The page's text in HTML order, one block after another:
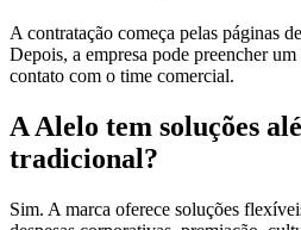
A contratação começa pelas páginas
Depois, a empresa pode preencher
contato com o time comercial.
A Alelo tem soluções
tradicional?
Sim. A marca oferece soluções